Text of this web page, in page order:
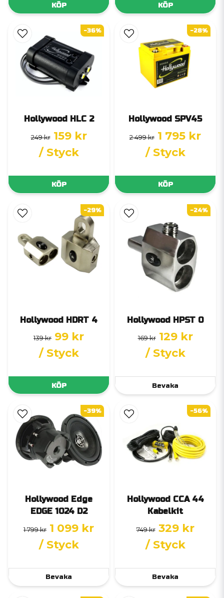
KÖP KÖP
Hollywood HLC 2
249 kr 159 kr
/ Styck
KÖP
-36%
Hollywood SPV45
2 499 kr 1 795 kr
/ Styck
KÖP
-28%
Hollywood HDRT 4
139 kr 99 kr
/ Styck
KÖP
-29%
Hollywood HPST 0
169 kr 129 kr
/ Styck
Bevaka
-24%
Hollywood Edge
EDGE 1024 D2
1 799 kr 1 099 kr
/ Styck
Bevaka
-39%
Hollywood CCA 44
Kabelkit
749 kr 329 kr
/ Styck
Bevaka
-56%